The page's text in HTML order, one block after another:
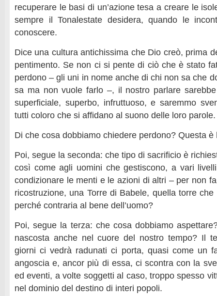
recuperare le basi di un’azione tesa a creare le
sempre il Tonalestate desidera, quando le
conoscere.
Dice una cultura antichissima che Dio creò, prima
pentimento. Se non ci si pente di ciò che è stato
perdono – gli uni in nome anche di chi non sa che
sa ma non vuole farlo –, il nostro parlare
superficiale, superbo, infruttuoso, e saremmo
tutti coloro che si affidano al suono delle loro parole.
Di che cosa dobbiamo chiedere perdono? Questa
Poi, segue la seconda: che tipo di sacrificio è
così come agli uomini che gestiscono, a vari
condizionare le menti e le azioni di altri – per non
ricostruzione, una Torre di Babele, quella torre
perché contraria al bene dell’uomo?
Poi, segue la terza: che cosa dobbiamo
nascosta anche nel cuore del nostro tempo? Il
giorni ci vedrà radunati ci porta, quasi come un
angoscia e, ancor più di essa, ci scontra con la
ed eventi, a volte soggetti al caso, troppo spesso
nel dominio del destino di interi popoli.